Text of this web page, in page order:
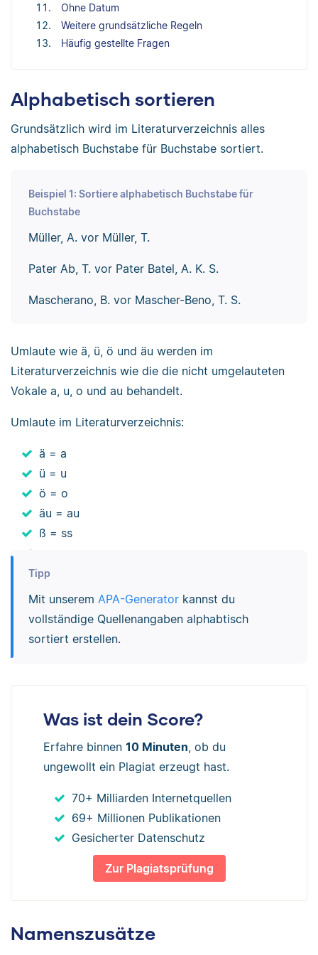
Ohne Datum
Weitere grundsätzliche Regeln
Häufig gestellte Fragen
Alphabetisch sortieren
Grundsätzlich wird im Literaturverzeichnis alles
alphabetisch Buchstabe für Buchstabe sortiert.
Beispiel 1: Sortiere alphabetisch Buchstabe für
Buchstabe
Müller, A. vor Müller, T.
Pater Ab, T. vor Pater Batel, A. K. S.
Mascherano, B. vor Mascher-Beno, T. S.
Umlaute wie ä, ü, ö und äu werden im
Literaturverzeichnis wie die die nicht umgelauteten
Vokale a, u, o und au behandelt.
Umlaute im Literaturverzeichnis:
ä = a
ü = u
ö = o
äu = au
ß = ss
Tipp
Mit unserem APA-Generatorkannst du
vollständige Quellenangaben alphabtisch
sortiert erstellen.
Was ist dein Score?
Erfahre binnen 10 Minuten , ob du
ungewollt ein Plagiat erzeugt hast.
70+ Milliarden Internetquellen
69+ Millionen Publikationen
Gesicherter Datenschutz
Zur Plagiatsprüfung
Namenszusätze